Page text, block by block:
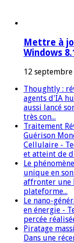
Mettre à
Windows
12
Thoughtly :
agents d'IA
aussi lancé
très con...
Traitement
Guérison
Cellulaire -
et atteint de
Le
unique en
affronter une
plateforme...
Le nano-
en énergie -
percée
Piratage
Dans une